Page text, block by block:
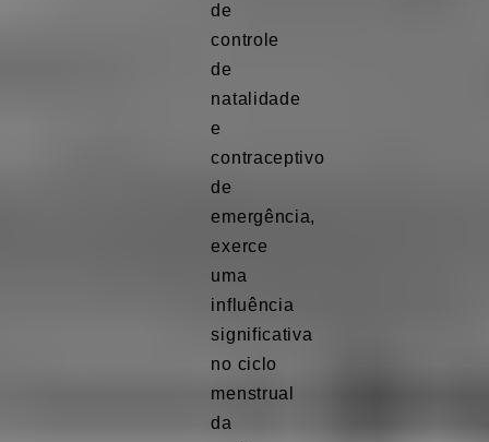
de
controle
de
natalidade
e
contraceptivo
de
emergência,
exerce
uma
influência
significativa
no ciclo
menstrual
da